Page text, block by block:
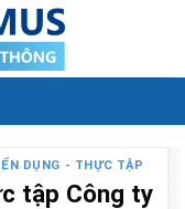
DỤNG - THỰC TẬP
tập Công ty